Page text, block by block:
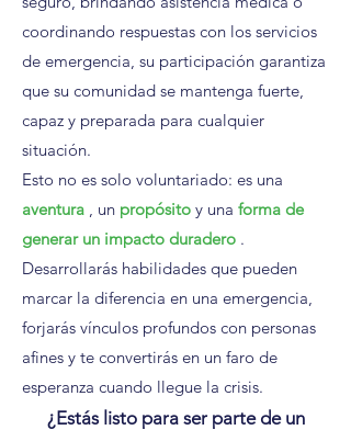
coordinando respuestas con los servicios
de emergencia, su participación garantiza
que su comunidad se mantenga fuerte,
capaz y preparada para cualquier
situación.
Esto no es solo voluntariado: es una
aventura , un propósito y una forma de
generar un impacto duradero .
Desarrollarás habilidades que pueden
marcar la diferencia en una emergencia,
forjarás vínculos profundos con personas
afines y te convertirás en un faro de
esperanza cuando llegue la crisis.
¿Estás listo para ser parte de un